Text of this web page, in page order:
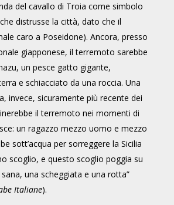
del cavallo di Troia come simbolo
distrusse la città, dato che il
caro a Poseidone). Ancora, presso
giapponese, il terremoto sarebbe
un pesce gatto gigante,
e schiacciato da una roccia. Una
invece, sicuramente più recente dei
il terremoto nei momenti di
un ragazzo mezzo uomo e mezzo
sott’acqua per sorreggere la Sicilia
scoglio, e questo scoglio poggia su
una scheggiata e una rotta”
Italiane).